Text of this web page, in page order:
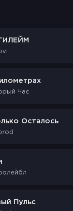
Час
Осталось
Пульс